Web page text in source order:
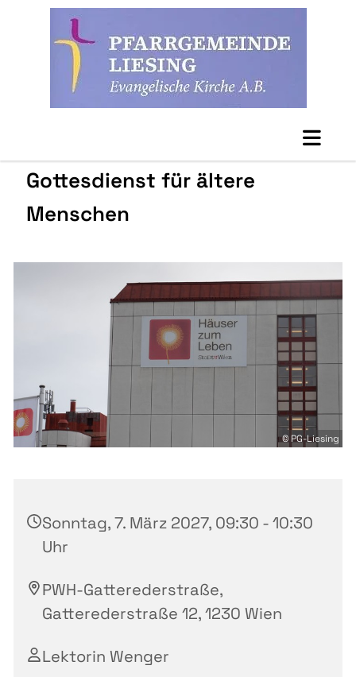
Gottesdienst für ältere
Menschen
© PG-Liesing
Sonntag, 7. März 2027, 09:30 - 10:30
Uhr
PWH-Gatterederstraße,
Gatterederstraße 12, 1230 Wien
Lektorin Wenger